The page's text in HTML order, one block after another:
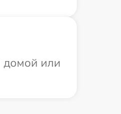
домой или